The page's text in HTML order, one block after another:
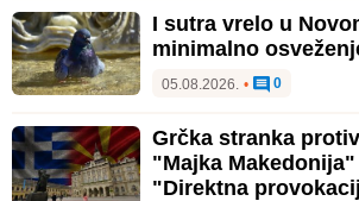
I sutra vrelo u
minimalno
05.08.2026. • 0
Grčka stranka
"Majka
"Direktna